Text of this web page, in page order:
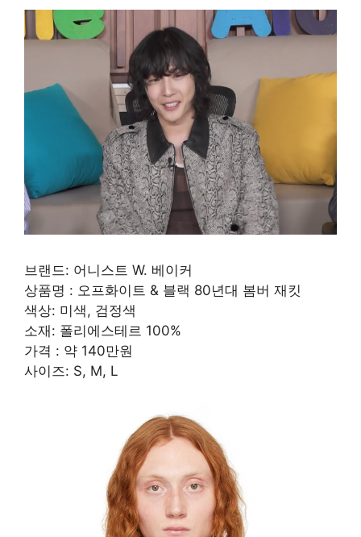
브랜드: 어니스트 W. 베이커
상품명 : 오프화이트 & 블랙 80년대 봄버 재킷
색상: 미색, 검정색
소재: 폴리에스테르 100%
가격 : 약 140만원
사이즈: S, M, L